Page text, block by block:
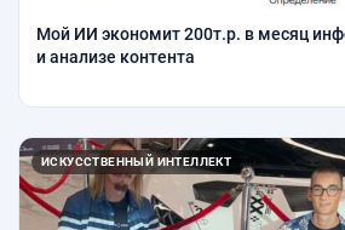
Мой ИИ экономит 200т.р. в месяц
и анализе контента
ИСКУССТВЕННЫЙ ИНТЕЛЛЕКТ